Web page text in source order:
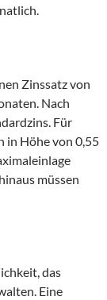
Zinssatz von
Nach
Für
in Höhe von 0,55
müssen
das
Eine